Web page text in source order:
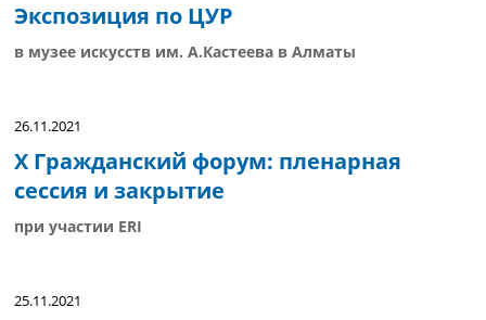
Экспозиция по ЦУР
в музее искусств им. А.Кастеева в Алматы
26.11.2021
X Гражданский форум: пленарная
сессия и закрытие
при участии ERI
25.11.2021